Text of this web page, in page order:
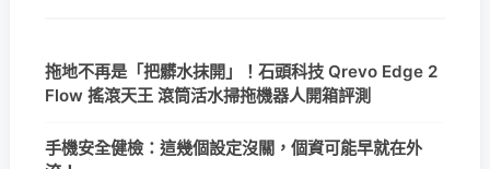
拖地不再是「把髒水抹開」！石頭科技 Qrevo Edge 2
Flow 搖滾天王 滾筒活水掃拖機器人開箱評測
手機安全健檢：這幾個設定沒關，個資可能早就在外